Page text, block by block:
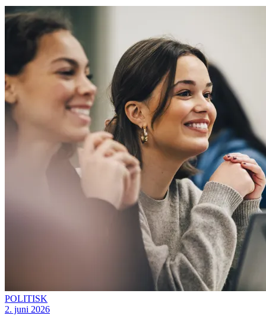
POLITISK
2. juni 2026